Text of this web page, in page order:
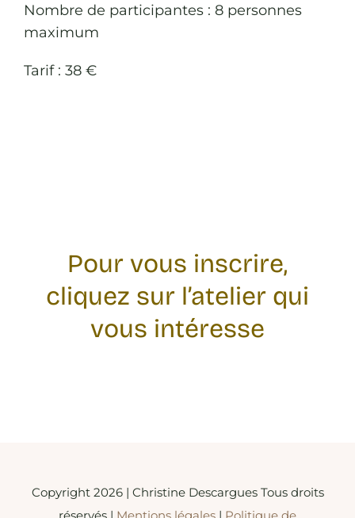
Nombre de participantes : 8 personnes
maximum
Tarif : 38 €
Pour vous inscrire,
cliquez sur l’atelier qui
vous intéresse
Copyright 2026 | Christine Descargues Tous droits